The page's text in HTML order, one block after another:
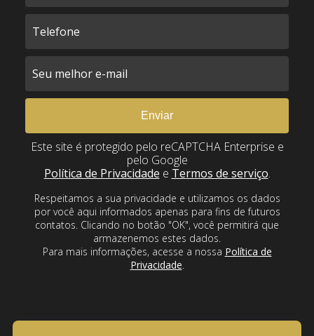
Este site é protegido pelo reCAPTCHA Enterprise e
pelo Google
Política de Privacidade e Termos de serviço.
Respeitamos a sua privacidade e utilizamos os dados
por você aqui informados apenas para fins de futuros
contatos. Clicando no botão "OK", você permitirá que
armazenemos estes dados.
Para mais informações, acesse a nossa Política de
Privacidade